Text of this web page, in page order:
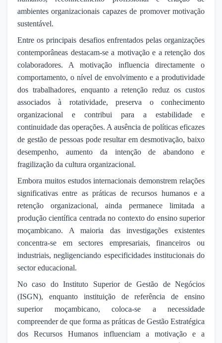
ambientes organizacionais capazes de promover motivação
sustentável.
Entre os principais desafios enfrentados pelas organizações
contemporâneas destacam-se a motivação e a retenção dos
colaboradores. A motivação influencia directamente o
comportamento, o nível de envolvimento e a produtividade
dos trabalhadores, enquanto a retenção reduz os custos
associados à rotatividade, preserva o conhecimento
organizacional e contribui para a estabilidade e
continuidade das operações. A ausência de políticas eficazes
de gestão de pessoas pode resultar em desmotivação, baixo
desempenho, aumento da intenção de abandono e
fragilização da cultura organizacional.
Embora muitos estudos internacionais demonstrem relações
significativas entre as práticas de recursos humanos e a
retenção organizacional, ainda permanece limitada a
produção científica centrada no contexto do ensino superior
moçambicano. A maioria das investigações existentes
concentra-se em sectores empresariais, financeiros ou
industriais, negligenciando especificidades institucionais do
sector educacional.
No caso do Instituto Superior de Gestão de Negócios
(ISGN), enquanto instituição de referência de ensino
superior moçambicano, coloca-se a necessidade
compreender de que forma as práticas de Gestão Estratégica
dos Recursos Humanos influenciam a motivação e a